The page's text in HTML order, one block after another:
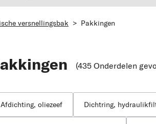
versnellingsbak > Pakkingen
(435 Onderdelen
Afdichting, oliezeef Dichtring,